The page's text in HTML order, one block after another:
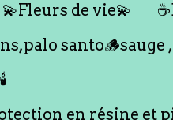
💫Fleurs de vie💫
santo🪵sauge ,
en résine et